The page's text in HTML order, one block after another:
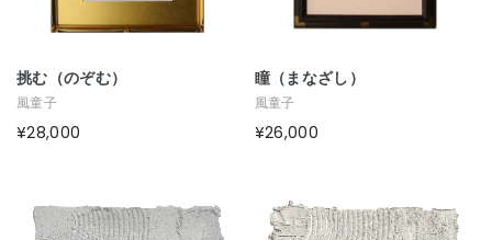
挑む（のぞむ）
風童子
¥28,000
瞳（まなざし）
風童子
¥26,000